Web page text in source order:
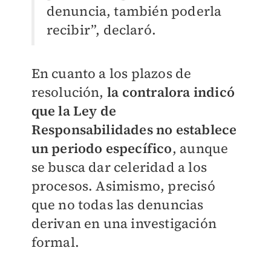
denuncia, también poderla
recibir”, declaró.
En cuanto a los plazos de
resolución, la contralora indicó
que la Ley de
Responsabilidades no establece
un periodo específico, aunque
se busca dar celeridad a los
procesos. Asimismo, precisó
que no todas las denuncias
derivan en una investigación
formal.